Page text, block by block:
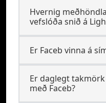
Hvernig
vefslóða snið á
Er Faceb vinna á
Er daglegt
með Faceb?